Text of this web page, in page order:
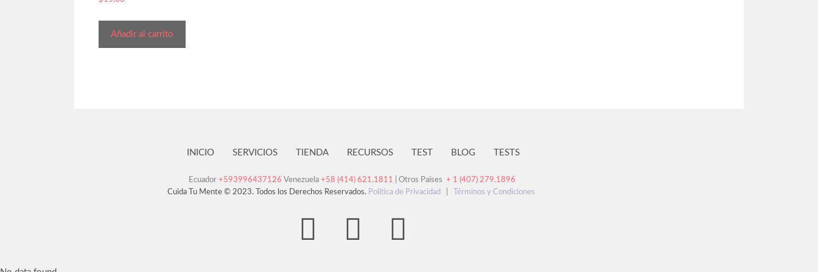
Añadir al carrito
INICIO SERVICIOS TIENDA RECURSOS TEST BLOG TESTS
Ecuador +593996437126 Venezuela +58 (414) 621.1811 | Otros Países + 1 (407) 279.1896
Cuida Tu Mente © 2023. Todos los Derechos Reservados. Política de Privacidad Términos y Condiciones